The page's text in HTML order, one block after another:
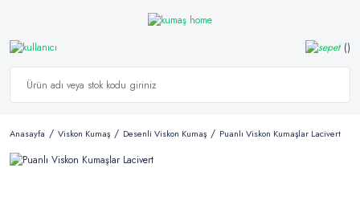
Anasayfa Viskon Kumaş Desenli Viskon Kumaş Puanlı Viskon Kumaşlar Lacivert